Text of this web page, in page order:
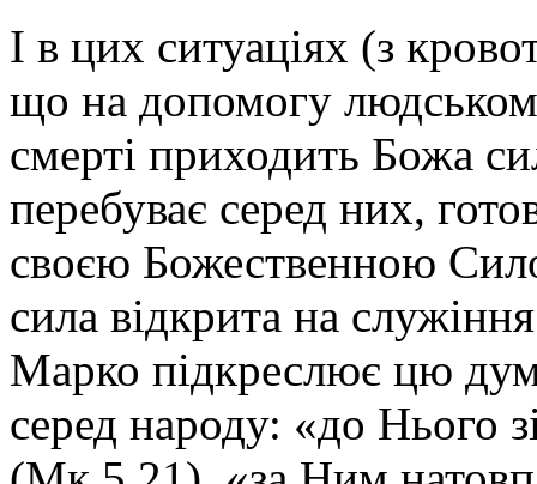
І в цих ситуаціях (з
що на допомогу
смерті приходить Божа
перебуває серед них,
своєю Божественною
сила відкрита на
Марко підкреслює цю
серед народу: «до Нього